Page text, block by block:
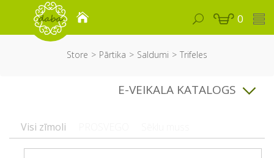
0
Store Pārtika Saldumi Trifeles
E-VEIKALA KATALOGS
Visi zīmoli